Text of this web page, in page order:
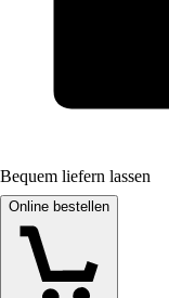
Bequem liefern lassen
Online bestellen